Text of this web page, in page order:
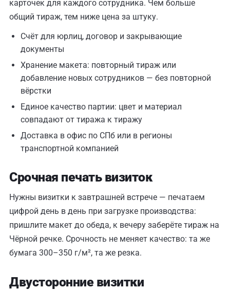
карточек для каждого сотрудника. Чем больше
общий тираж, тем ниже цена за штуку.
Счёт для юрлиц, договор и закрывающие
документы
Хранение макета: повторный тираж или
добавление новых сотрудников — без повторной
вёрстки
Единое качество партии: цвет и материал
совпадают от тиража к тиражу
Доставка в офис по СПб или в регионы
транспортной компанией
Срочная печать визиток
Нужны визитки к завтрашней встрече — печатаем
цифрой день в день при загрузке производства:
пришлите макет до обеда, к вечеру заберёте тираж на
Чёрной речке. Срочность не меняет качество: та же
бумага 300–350 г/м², та же резка.
Двусторонние визитки